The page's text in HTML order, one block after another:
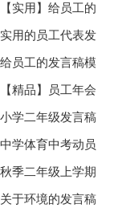
【实用】给员工的
发言稿模板合集8
篇
实用的员工代表发
言稿四篇
给员工的发言稿模
板合集8篇
【精品】员工年会
的发言稿模板汇总
八篇
小学二年级发言稿
中学体育中考动员
发言稿
秋季二年级上学期
家长会发言稿范文
关于环境的发言稿